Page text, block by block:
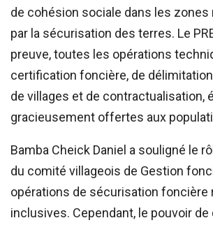
de cohésion sociale dans les zones
par la sécurisation des terres. Le
preuve, toutes les opérations
certification foncière, de
de villages et de contractualisation,
gracieusement offertes aux
Bamba Cheick Daniel a souligné le
du comité villageois de Gestion
opérations de sécurisation foncière
inclusives. Cependant, le pouvoir